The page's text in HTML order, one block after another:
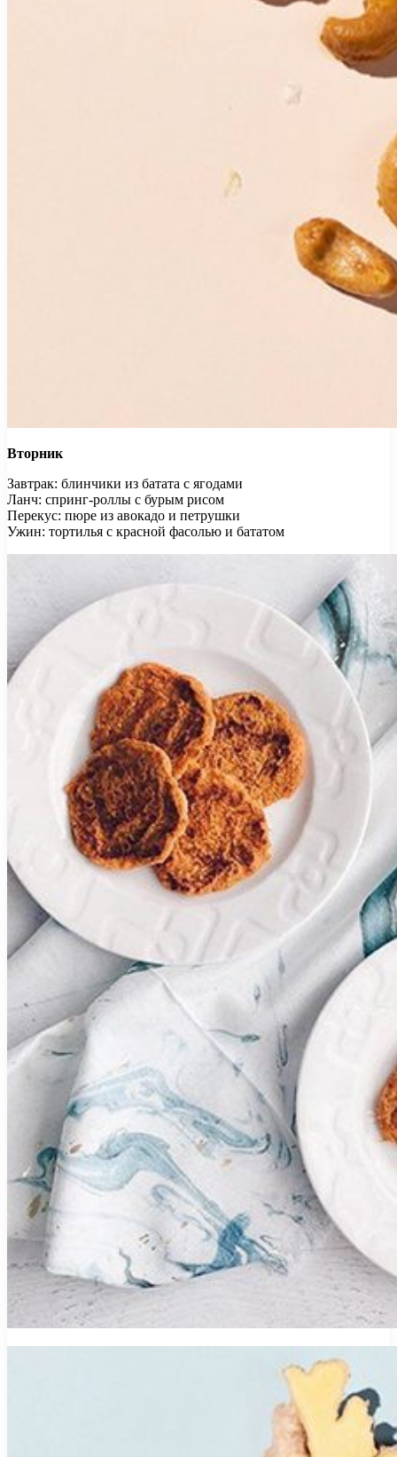
Вторник
Завтрак: блинчики из батата с ягодами
Ланч: спринг-роллы с бурым рисом
Перекус: пюре из авокадо и петрушки
Ужин: тортилья с красной фасолью и бататом